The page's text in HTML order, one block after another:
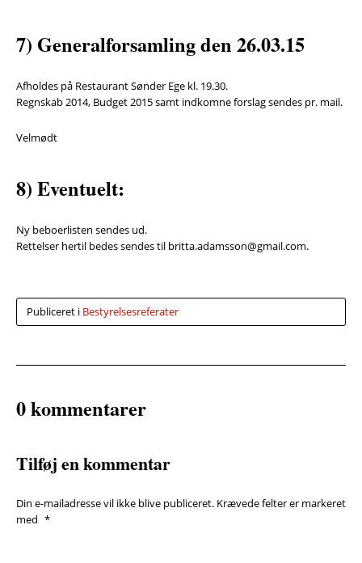
7) Generalforsamling den 26.03.15
Afholdes på Restaurant Sønder Ege kl. 19.30.
Regnskab 2014, Budget 2015 samt indkomne forslag sendes pr. mail.
Velmødt
8) Eventuelt:
Ny beboerlisten sendes ud.
Rettelser hertil bedes sendes til britta.adamsson@gmail.com.
Publiceret i Bestyrelsesreferater
0 kommentarer
Tilføj en kommentar
Din e-mailadresse vil ikke blive publiceret. Krævede felter er markeret
med *